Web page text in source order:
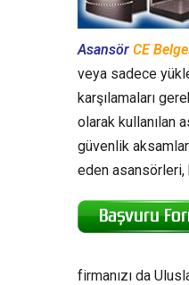
Asansör CE
veya sadece
karşılamaları
olarak kullanılan
güvenlik
eden asansörleri,
firmanızı da